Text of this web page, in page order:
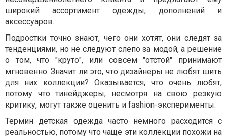
широкий ассортимент одежды, дополнений и
аксессуаров.
Подростки точно знают, чего они хотят, они следят за
тенденциями, но не следуют слепо за модой, а решение
о том, что "круто", или совсем "отстой" принимают
мгновенно. Значит ли это, что дизайнеры не любят шить
для них коллекции? Оказывается, что очень любят,
потому что тинейджеры, несмотря на свою резкую
критику, могут также оценить и fashion-эксперименты.
Термин детская одежда часто немного расходится с
реальностью, потому что чаще эти коллекции похожи на